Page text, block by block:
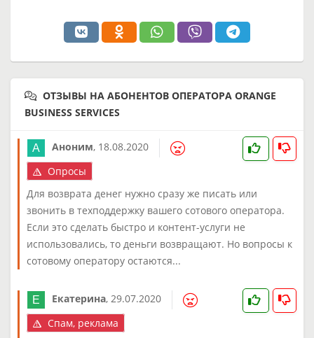
ОТЗЫВЫ НА АБОНЕНТОВ ОПЕРАТОРА ORANGE
BUSINESS SERVICES
Аноним, 18.08.2020
Опросы
Для возврата денег нужно сразу же писать или
звонить в техподдержку вашего сотового оператора.
Если это сделать быстро и контент-услуги не
использовались, то деньги возвращают. Но вопросы к
сотовому оператору остаются...
Екатерина, 29.07.2020
Спам, реклама